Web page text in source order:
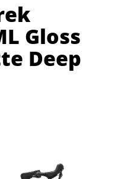
Gloss
Deep